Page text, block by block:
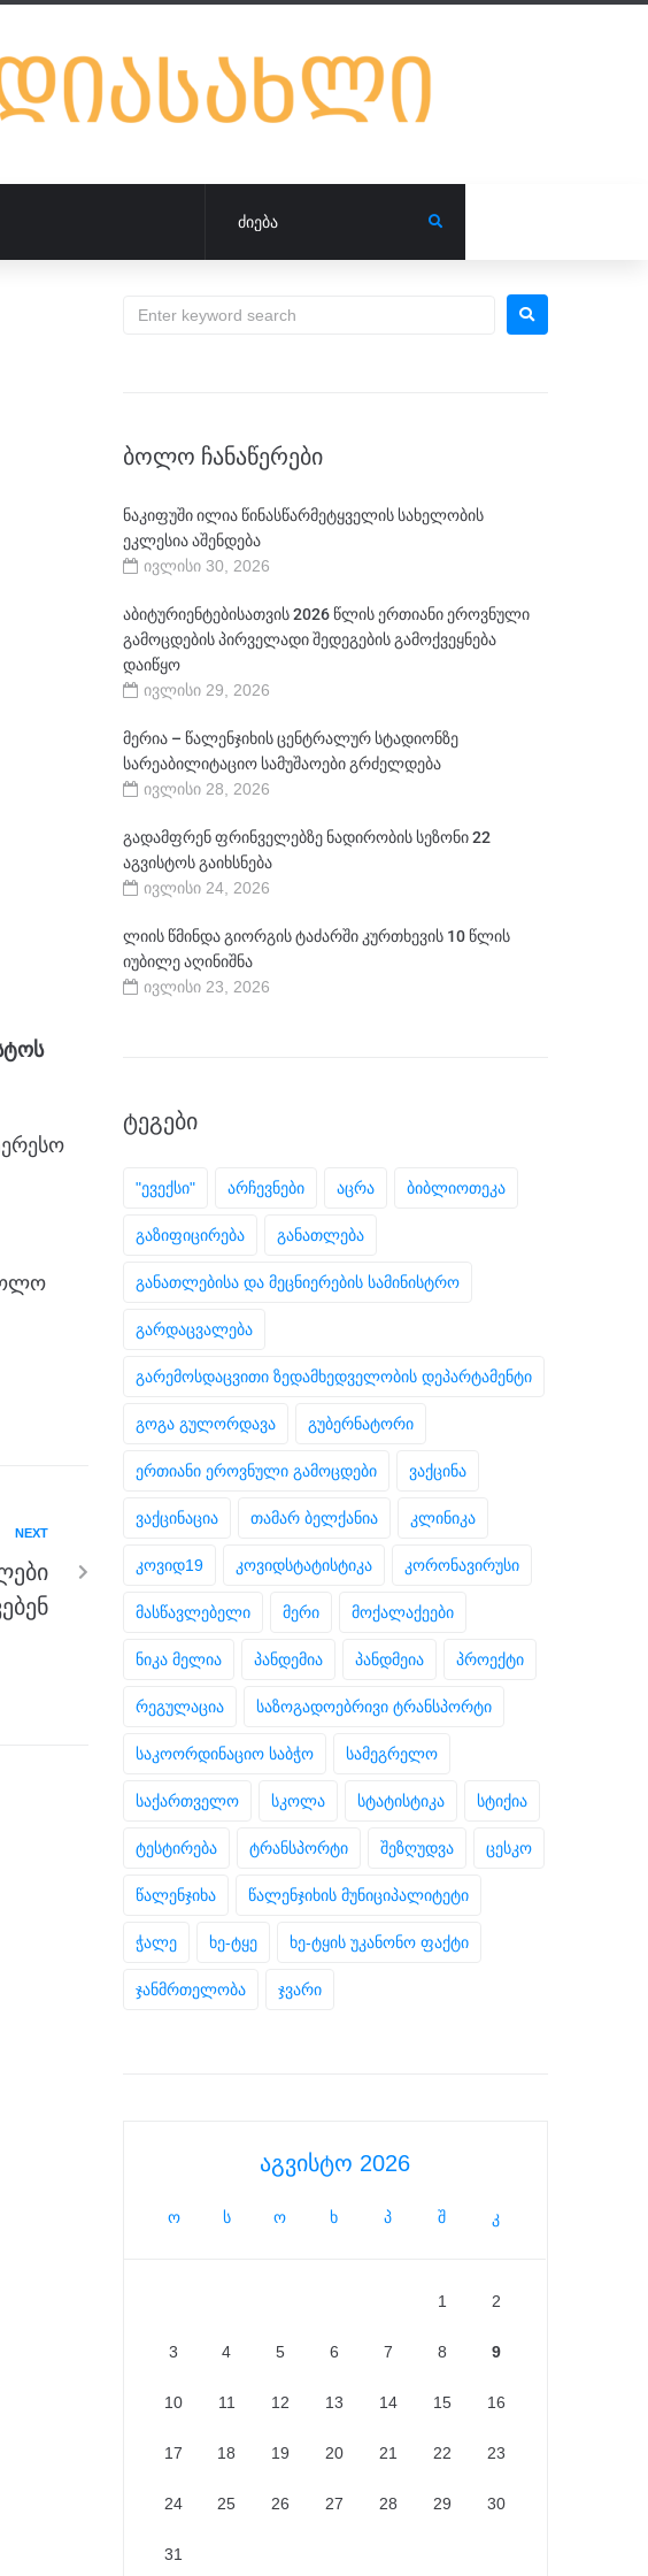
NEXT
ᲑᲝᲚᲝ ᲩᲐᲜᲐᲬᲔᲠᲔᲑᲘ
ნაკიფუში ილია წინასწარმეტყველის სახელობის
ეკლესია აშენდება
ივლისი 30, 2026
აბიტურიენტებისათვის 2026 წლის ერთიანი ეროვნული
გამოცდების პირველადი შედეგების გამოქვეყნება
დაიწყო
ივლისი 29, 2026
მერია – წალენჯიხის ცენტრალურ სტადიონზე
სარეაბილიტაციო სამუშაოები გრძელდება
ივლისი 28, 2026
გადამფრენ ფრინველებზე ნადირობის სეზონი 22
აგვისტოს გაიხსნება
ივლისი 24, 2026
ლიის წმინდა გიორგის ტაძარში კურთხევის 10 წლის
იუბილე აღინიშნა
ივლისი 23, 2026
ᲢᲔᲒᲔᲑᲘ
"ევექსი" არჩევნები აცრა ბიბლიოთეკა
გაზიფიცირება განათლება
განათლებისა და მეცნიერების სამინისტრო
გარდაცვალება
გარემოსდაცვითი ზედამხედველობის დეპარტამენტი
გოგა გულორდავა გუბერნატორი
ერთიანი ეროვნული გამოცდები ვაქცინა
ვაქცინაცია თამარ ბელქანია კლინიკა
კოვიდ19 კოვიდსტატისტიკა კორონავირუსი
მასწავლებელი მერი მოქალაქეები
ნიკა მელია პანდემია პანდმეია პროექტი
რეგულაცია საზოგადოებრივი ტრანსპორტი
საკოორდინაციო საბჭო სამეგრელო
საქართველო სკოლა სტატისტიკა სტიქია
ტესტირება ტრანსპორტი შეზღუდვა ცესკო
წალენჯიხა წალენჯიხის მუნიციპალიტეტი
ჭალე ხე-ტყე ხე-ტყის უკანონო ფაქტი
ჯანმრთელობა ჯვარი
აგვისტო 2026
ო ს ო ხ პ შ კ
1 2
3 4 5 6 7 8 9
10 11 12 13 14 15 16
17 18 19 20 21 22 23
24 25 26 27 28 29 30
31